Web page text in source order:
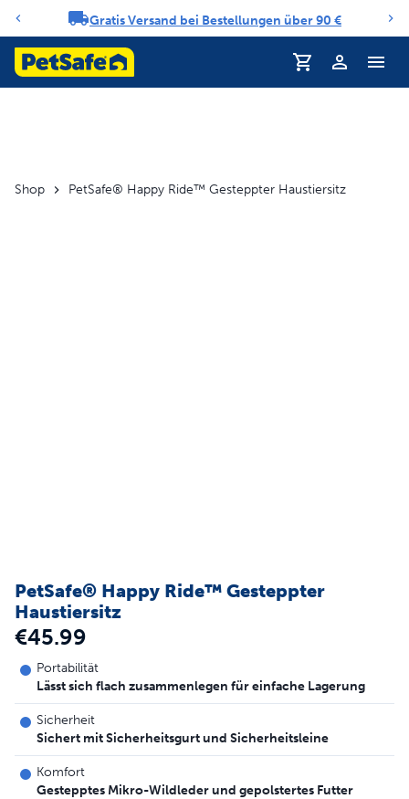
Benachrichtigungs-Karussell
Gratis Versand bei Bestellungen über 90 €
Profil
Shop PetSafe® Happy Ride™ Gesteppter Haustiersitz
PetSafe® Happy Ride™ Gesteppter
Haustiersitz
€45.99
Portabilität
Lässt sich flach zusammenlegen für einfache Lagerung
Sicherheit
Sichert mit Sicherheitsgurt und Sicherheitsleine
Komfort
Gestepptes Mikro-Wildleder und gepolstertes Futter